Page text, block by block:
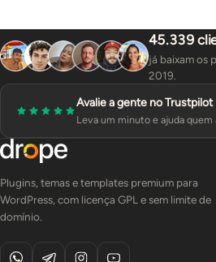
45.339
já baixam os
2019.
Avalie a gente no Trustpilot
Leva um minuto e ajuda
Plugins, temas e templates premium para
WordPress, com licença GPL e sem limite de
domínio.